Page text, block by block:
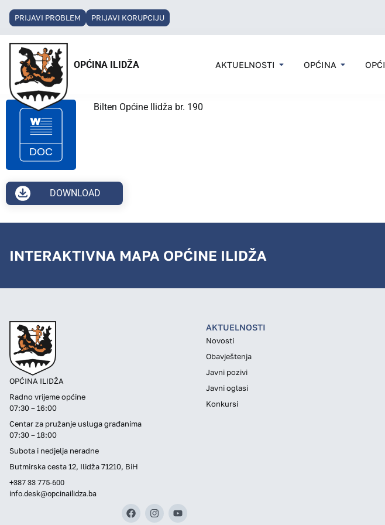
PRIJAVI PROBLEM PRIJAVI KORUPCIJU
OPĆINA ILIDŽA AKTUELNOSTI OPĆINA
Bilten Općine Ilidža br. 190
DOWNLOAD
INTERAKTIVNA MAPA OPĆINE ILIDŽA
OPĆINA ILIDŽA
Radno vrijeme općine
07:30 – 16:00
Centar za pružanje usluga građanima
07:30 – 18:00
Subota i nedjelja neradne
Butmirska cesta 12, Ilidža 71210, BiH
+387 33 775-600
info.desk@opcinailidza.ba
AKTUELNOSTI
Novosti
Obavještenja
Javni pozivi
Javni oglasi
Konkursi